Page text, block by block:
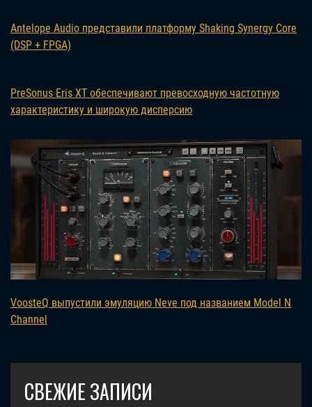
Antelope Audio представили платформу Shaking Synergy Core
(DSP + FPGA)
PreSonus Eris XT обеспечивают превосходную частотную
характеристику и широкую дисперсию
VoosteQ выпустили эмуляцию Neve под названием Model N
Channel
СВЕЖИЕ ЗАПИСИ